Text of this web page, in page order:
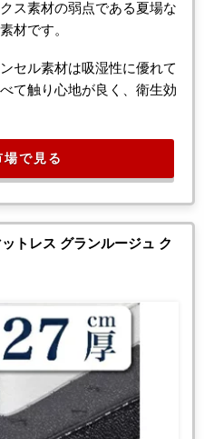
ス素材の弱点である夏場な
材です。
セル素材は吸湿性に優れて
て触り心地が良く、衛生効
場で見る
トレス グランルージュ ク